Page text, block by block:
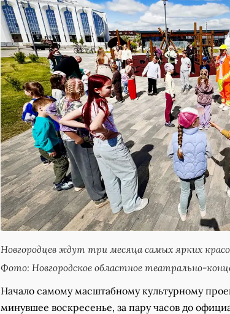
Новгородцев ждут три месяца самых ярких
Фото: Новгородское областное театрально-
Начало самому масштабному культурному
минувшее воскресенье, за пару часов до